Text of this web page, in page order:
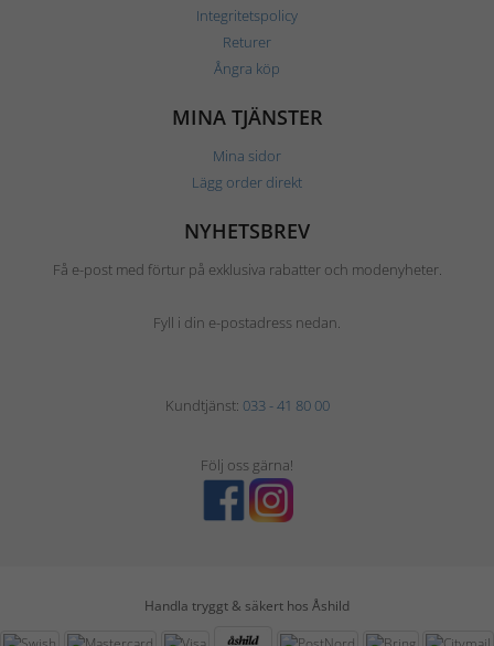
Integritetspolicy
Returer
Ångra köp
MINA TJÄNSTER
Mina sidor
Lägg order direkt
NYHETSBREV
Få e-post med förtur på exklusiva rabatter och modenyheter.
Fyll i din e-postadress nedan.
Kundtjänst: 033 - 41 80 00
Följ oss gärna!
Handla tryggt & säkert hos Åshild